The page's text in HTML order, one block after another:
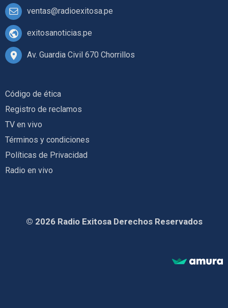
ventas@radioexitosa.pe
exitosanoticias.pe
Av. Guardia Civil 670 Chorrillos
Código de ética
Registro de reclamos
TV en vivo
Términos y condiciones
Políticas de Privacidad
Radio en vivo
© 2026 Radio Exitosa Derechos Reservados